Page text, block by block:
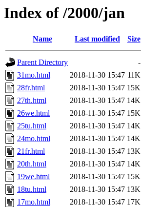
Index of /2000/jan
Name Last modified Size
Parent Directory
-
31mo.html
2018-11-30 15:47 11K
28fr.html
2018-11-30 15:47 15K
27th.html
2018-11-30 15:47 14K
26we.html
2018-11-30 15:47 15K
25tu.html
2018-11-30 15:47 14K
24mo.html
2018-11-30 15:47 14K
21fr.html
2018-11-30 15:47 13K
20th.html
2018-11-30 15:47 14K
19we.html
2018-11-30 15:47 15K
18tu.html
2018-11-30 15:47 13K
17mo.html
2018-11-30 15:47 17K